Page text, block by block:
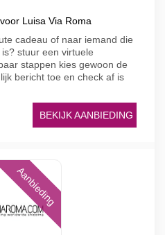
Luisa Via Roma
cadeau of naar iemand die
stuur een virtuele
stappen kies gewoon de
bericht toe en check af is
BEKIJK AANBIEDING
Aanbieding